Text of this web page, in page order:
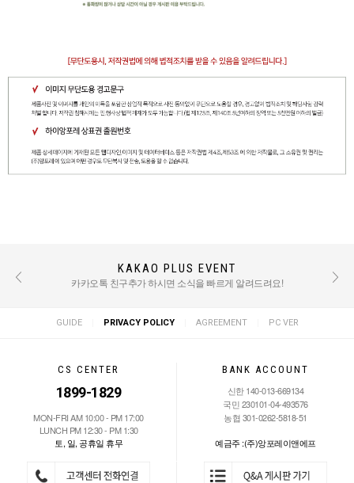
REVIEW EVENT
후기 작성 시 적립금 혜택 / TEXT : 500점 PHOTO : 1000점
KAKAO PLUS EVENT
카카오톡 친구추가 하시면 소식을 빠르게 알려드려요!
GUIDE PRIVACY POLICY AGREEMENT PC VER
CS CENTER
1899-1829
MON-FRI AM 10:00 - PM 17:00
LUNCH PM 12:30 - PM 1:30
토, 일, 공휴일 휴무
BANK ACCOUNT
신한 140-013-669134
국민 230101-04-493576
농협 301-0262-5818-51
예금주 :(주)앙포레이앤에프